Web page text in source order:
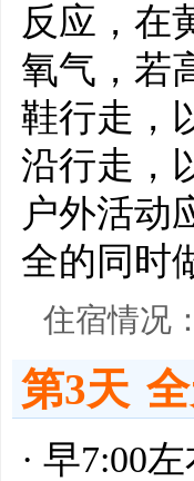
反应，在
氧气，若
鞋行走，
沿行走，
户外活动
全的同时
住宿情况
第3天
· 早7:00